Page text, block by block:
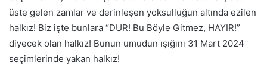
üste gelen zamlar ve derinleşen yoksulluğun altında ezilen
halkız! Biz işte bunlara “DUR! Bu Böyle Gitmez, HAYIR!”
diyecek olan halkız! Bunun umudun ışığını 31 Mart 2024
seçimlerinde yakan halkız!